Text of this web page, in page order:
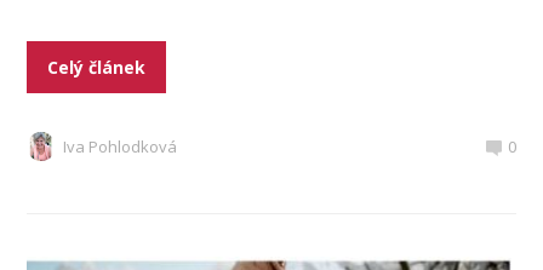
Celý článek
Iva Pohlodková 0